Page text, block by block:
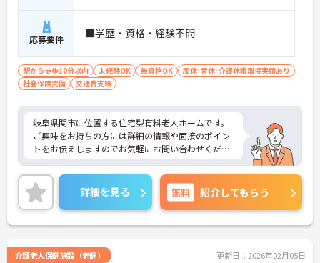
応募要件 ■学歴・資格・経験不問
駅から徒歩10分以内 未経験OK 無資格OK
産休･育休･介護休暇取得実績あり
社会保険完備
交通費支給
岐阜県関市に位置する住宅型有料老人ホームです。
ご興味をお持ちの方には詳細の情報や面接のポイン
トをお伝えしますのでお気軽にお問い合わせくださ
いませ。
詳細を見る 無料 紹介してもらう
介護老人保健施設（老健） 更新日：2026年02月05日